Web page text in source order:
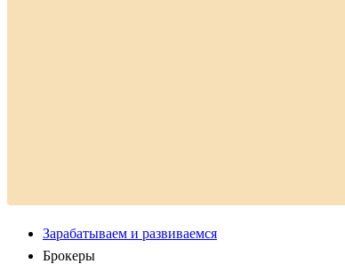
Зарабатываем и развиваемся
Брокеры